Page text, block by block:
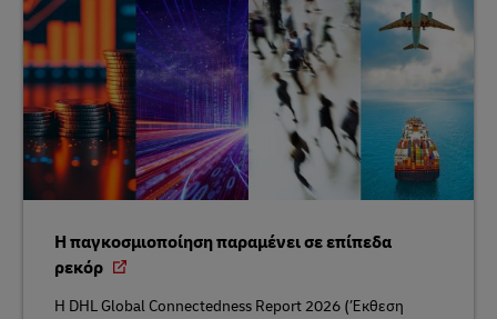
Η παγκοσμιοποίηση παραμένει σε επίπεδα
ρεκόρ
Η DHL Global Connectedness Report 2026 (Έκθεση